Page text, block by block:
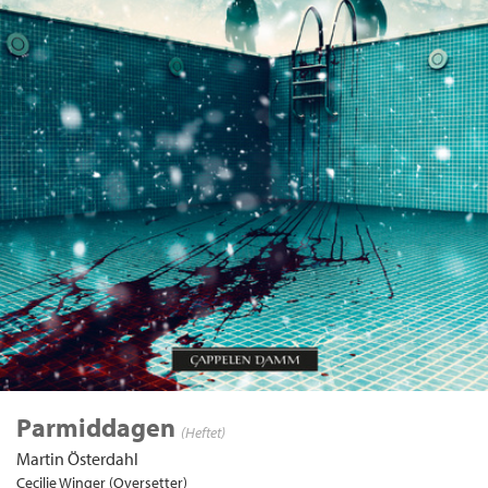
Parmiddagen (Heftet)
Martin Österdahl
Cecilie Winger (Oversetter)